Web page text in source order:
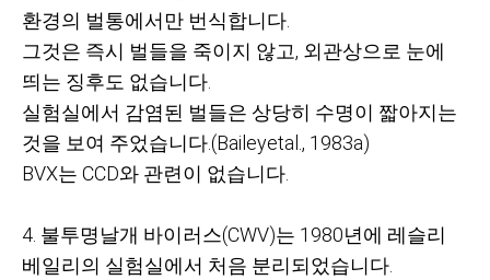
환경의 벌통에서만 번식합니다
그것은 즉시 벌들을 죽이지 않고, 외관상으로 눈에
띄는 징후도 없습니다
실험실에서 감염된 벌들은 상당히 수명이 짧아지는
것을 보여 주었습니다.(Baileyetal., 1983a)
BVX는 CCD와 관련이 없습니다
4. 불투명날개 바이러스(CWV)는 1980년에 레슬리
베일리의 실험실에서 처음 분리되었습니다